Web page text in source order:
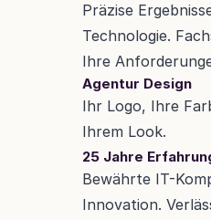
Präzise
Technologie.
Ihre
Agentur Design
Ihr Logo, Ihre
Ihrem Look.
25 Jahre
Bewährte IT-
Innovation.